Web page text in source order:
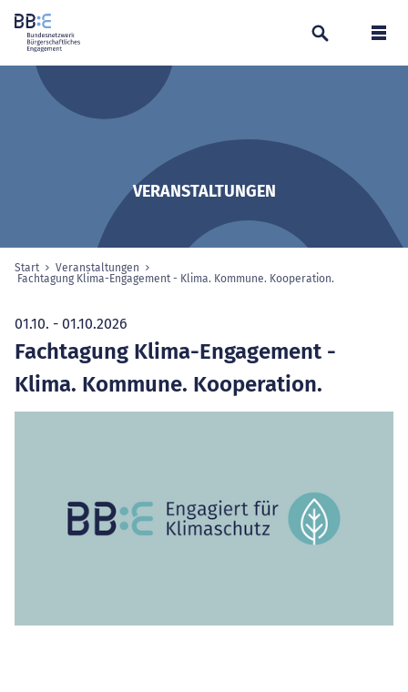
Suchen
VERANSTALTUNGEN
Sie sind hier:
Start
Veranstaltungen
Fachtagung Klima-Engagement - Klima. Kommune. Kooperation.
01.10. - 01.10.2026
Fachtagung Klima-Engagement -
Klima. Kommune. Kooperation.